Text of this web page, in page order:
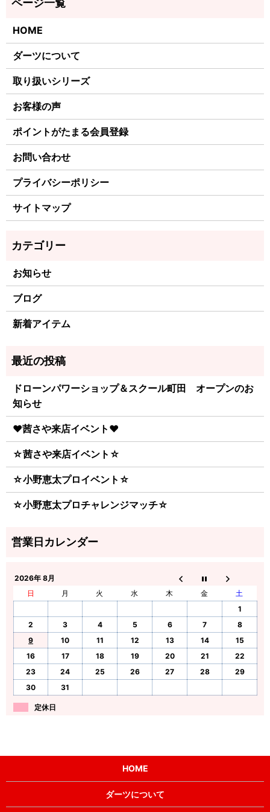
HOME
ダーツについて
取り扱いシリーズ
お客様の声
ポイントがたまる会員登録
お問い合わせ
プライバシーポリシー
サイトマップ
お知らせ
ブログ
新着アイテム
ドローンパワーショップ＆スクール町田 オープンのお
知らせ
♥茜さや来店イベント♥
☆茜さや来店イベント☆
☆小野恵太プロイベント☆
☆小野恵太プロチャレンジマッチ☆
2026年 8月
日
月 火 水 木 金
土
1
2
3 4 5 6 7
8
9
10 11 12 13 14
15
16
17 18 19 20 21
22
23
24 25 26 27 28
29
30
31
定休日
HOME
ダーツについて